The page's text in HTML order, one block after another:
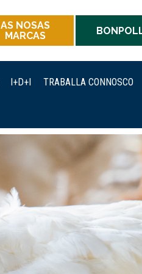
AS NOSAS
MARCAS
I+D+I TRABALLA CONNOSCO